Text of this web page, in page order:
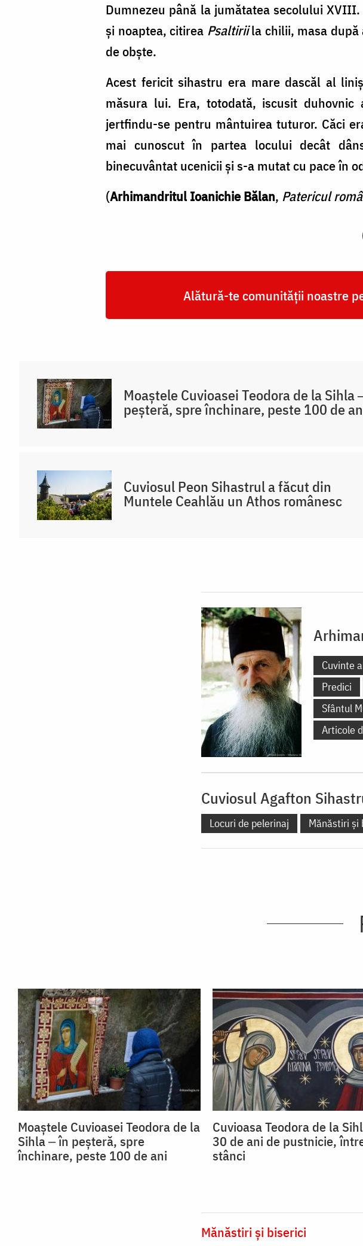
Dumnezeu până la jumătatea secolului
şi noaptea, citirea Psaltiriila chilii, masa după
de obşte.
Acest fericit sihastru era mare dascăl al
măsura lui. Era, totodată, iscusit
jertfindu-se pentru mântuirea tuturor. Căci
mai cunoscut în partea locului decât
binecuvântat ucenicii şi s-a mutat cu pace în
(Arhimandritul Ioanichie Bălan, Patericul
Alătură-te comunității noastre
Moaștele Cuvioasei Teodora de la Sihla
peșteră, spre închinare, peste 100 de
Cuviosul Peon Sihastrul a făcut din
Muntele Ceahlău un Athos românesc
Cuvinte
Predici
Sfântul
Articole
Cuviosul Agafton
Locuri de pelerinaj Mănăstiri și
Moaștele Cuvioasei Teodora de la
Sihla ‒ în peșteră, spre
închinare, peste 100 de ani
Cuvioasa Teodora de la
30 de ani de pustnicie,
stânci
Mănăstiri și biserici